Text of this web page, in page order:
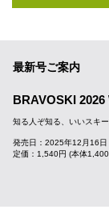
最新号ご案内
BRAVOSKI
知る人ぞ知る、いいスキ
発売日：2025年12月16日
定価：1,540円 (本体